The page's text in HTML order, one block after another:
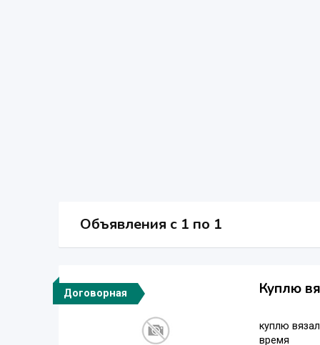
Объявления c 1 по 1
Договорная Куплю
куплю
время